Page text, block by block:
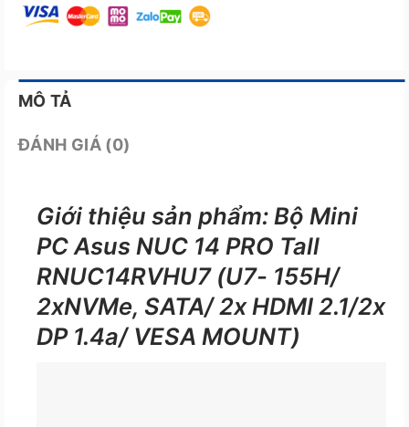
MÔ TẢ
ĐÁNH GIÁ (0)
Giới thiệu sản phẩm: Bộ Mini
PC Asus NUC 14 PRO Tall
RNUC14RVHU7 (U7- 155H/
2xNVMe, SATA/ 2x HDMI 2.1/2x
DP 1.4a/ VESA MOUNT)